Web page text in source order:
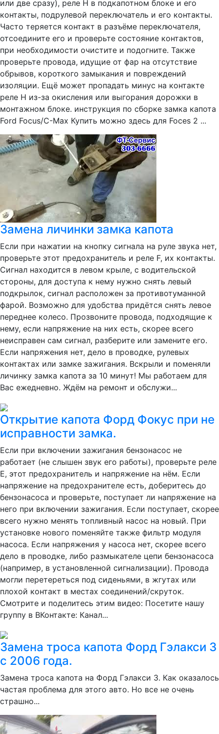
или две сразу), реле H в подкапотном блоке и его
контакты, подрулевой переключатель и его контакты.
Часто теряется контакт в разъёме переключателя,
отсоедините его и проверьте состояние контактов,
при необходимости очистите и подогните. Также
проверьте провода, идущие от фар на отсутствие
обрывов, короткого замыкания и повреждений
изоляции. Ещё может пропадать минус на контакте
реле H из-за окисления или выгорания дорожки в
монтажном блоке. инструкция по сборке замка капота
Ford Focus/C-Max Купить можно здесь для Foces 2 ...
Замена личинки замка капота
Если при нажатии на кнопку сигнала на руле звука нет,
проверьте этот предохранитель и реле F, их контакты.
Сигнал находится в левом крыле, с водительской
стороны, для доступа к нему нужно снять левый
подкрылок, сигнал расположен за противотуманной
фарой. Возможно для удобства придётся снять левое
переднее колесо. Прозвоните провода, подходящие к
нему, если напряжение на них есть, скорее всего
неисправен сам сигнал, разберите или замените его.
Если напряжения нет, дело в проводке, рулевых
контактах или замке зажигания. Вскрыли и поменяли
личинку замка капота за 10 минут! Мы работаем для
Вас ежедневно. Ждём на ремонт и обслужи...
Открытие капота Форд Фокус при не
исправности замка.
Если при включении зажигания бензонасос не
работает (не слышен звук его работы), проверьте реле
E, этот предохранитель и напряжение на нём. Если
напряжение на предохранителе есть, доберитесь до
бензонасоса и проверьте, поступает ли напряжение на
него при включении зажигания. Если поступает, скорее
всего нужно менять топливный насос на новый. При
установке нового поменяйте также фильтр модуля
насоса. Если напряжения у насоса нет, скорее всего
дело в проводке, либо размыкателе цепи бензонасоса
(например, в установленной сигнализации). Провода
могли перетереться под сиденьями, в жгутах или
плохой контакт в местах соединений/скруток.
Смотрите и поделитесь этим видео: Посетите нашу
группу в ВКонтакте: Канал...
Замена троса капота Форд Гэлакси 3
с 2006 года.
Замена троса капота на Форд Гэлакси 3. Как оказалось
частая проблема для этого авто. Но все не очень
страшно...